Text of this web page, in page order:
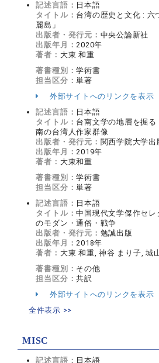
記述言語： 日本語
タイトル： 台湾の歴史と文化 : 六
麗島」
出版者・発行元： 中央公論新社
出版年月：2020年
著者： 大東 和重
著書種別：学術書
担当区分：単著
外部サイトへのリンクを表示
記述言語： 日本語
タイトル： 台南文学の地層を掘
南の台湾人作家群像
出版者・発行元： 関西学院大学出
出版年月：2019年
著者： 大東和重
著書種別：学術書
担当区分：単著
記述言語： 日本語
タイトル：中国現代文学傑作セ
のモダン・通俗・戦争
出版者・発行元： 勉誠出版
出版年月：2018年
著者： 大東 和重, 神谷 まり子, 城
著書種別： その他
担当区分：共訳
外部サイトへのリンクを表示
全件表示 >>
MISC
記述言語： 日本語